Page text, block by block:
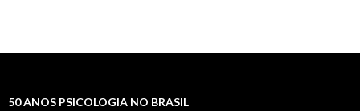
50 ANOS PSICOLOGIA NO BRASIL